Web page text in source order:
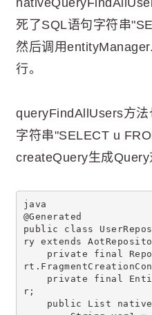
死了SQL语句字符串
然后调用
行。
queryFindAllUsers方
字符串"SELECT u
createQuery生成
java
@Generated
public class
ry extends
private final
private final
r;
public List